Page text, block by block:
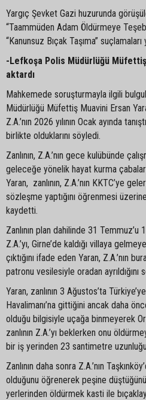
Yargıç Şevket Gazi huzurunda
“Taammüden Adam Öldürmeye
“Kanunsuz Bıçak Taşıma”
-Lefkoşa Polis Müdürlüğü
aktardı
Mahkemede soruşturmayla ilgili
Müdürlüğü Müfettiş Muavini Ersan
Z.A.’nın 2026 yılının Ocak ayında
birlikte olduklarını söyledi.
Zanlının, Z.A.’nın gece kulübünde
geleceğe yönelik hayat kurma
Yaran, zanlının, Z.A.’nın KKTC’ye
sözleşme yaptığını öğrenmesi
kaydetti.
Zanlının plan dahilinde 31 Temmuz’u
Z.A.’yı, Girne’de kaldığı villaya
çıktığını ifade eden Yaran, Z.A.’nın
patronu vesilesiyle oradan ayrıldığını
Yaran, zanlının 3 Ağustos’ta
Havalimanı’na gittiğini ancak daha
olduğu bilgisiyle uçağa binmeyerek
zanlının Z.A.’yı beklerken onu
bir iş yerinden 23 santimetre
Zanlının daha sonra Z.A.’nın
olduğunu öğrenerek peşine
yerlerinden öldürmek kasti ile